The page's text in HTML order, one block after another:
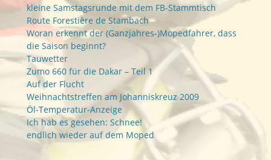
kleine Samstagsrunde mit dem FB-Stammtisch
Route Forestière de Stambach
Woran erkennt der (Ganzjahres-)Mopedfahrer, dass
die Saison beginnt?
Tauwetter
Zumo 660 für die Dakar – Teil 1
Auf der Flucht
Weihnachtstreffen am Johanniskreuz 2009
Öl-Temperatur-Anzeige
Ich hab es gesehen: Schnee!
endlich wieder auf dem Moped